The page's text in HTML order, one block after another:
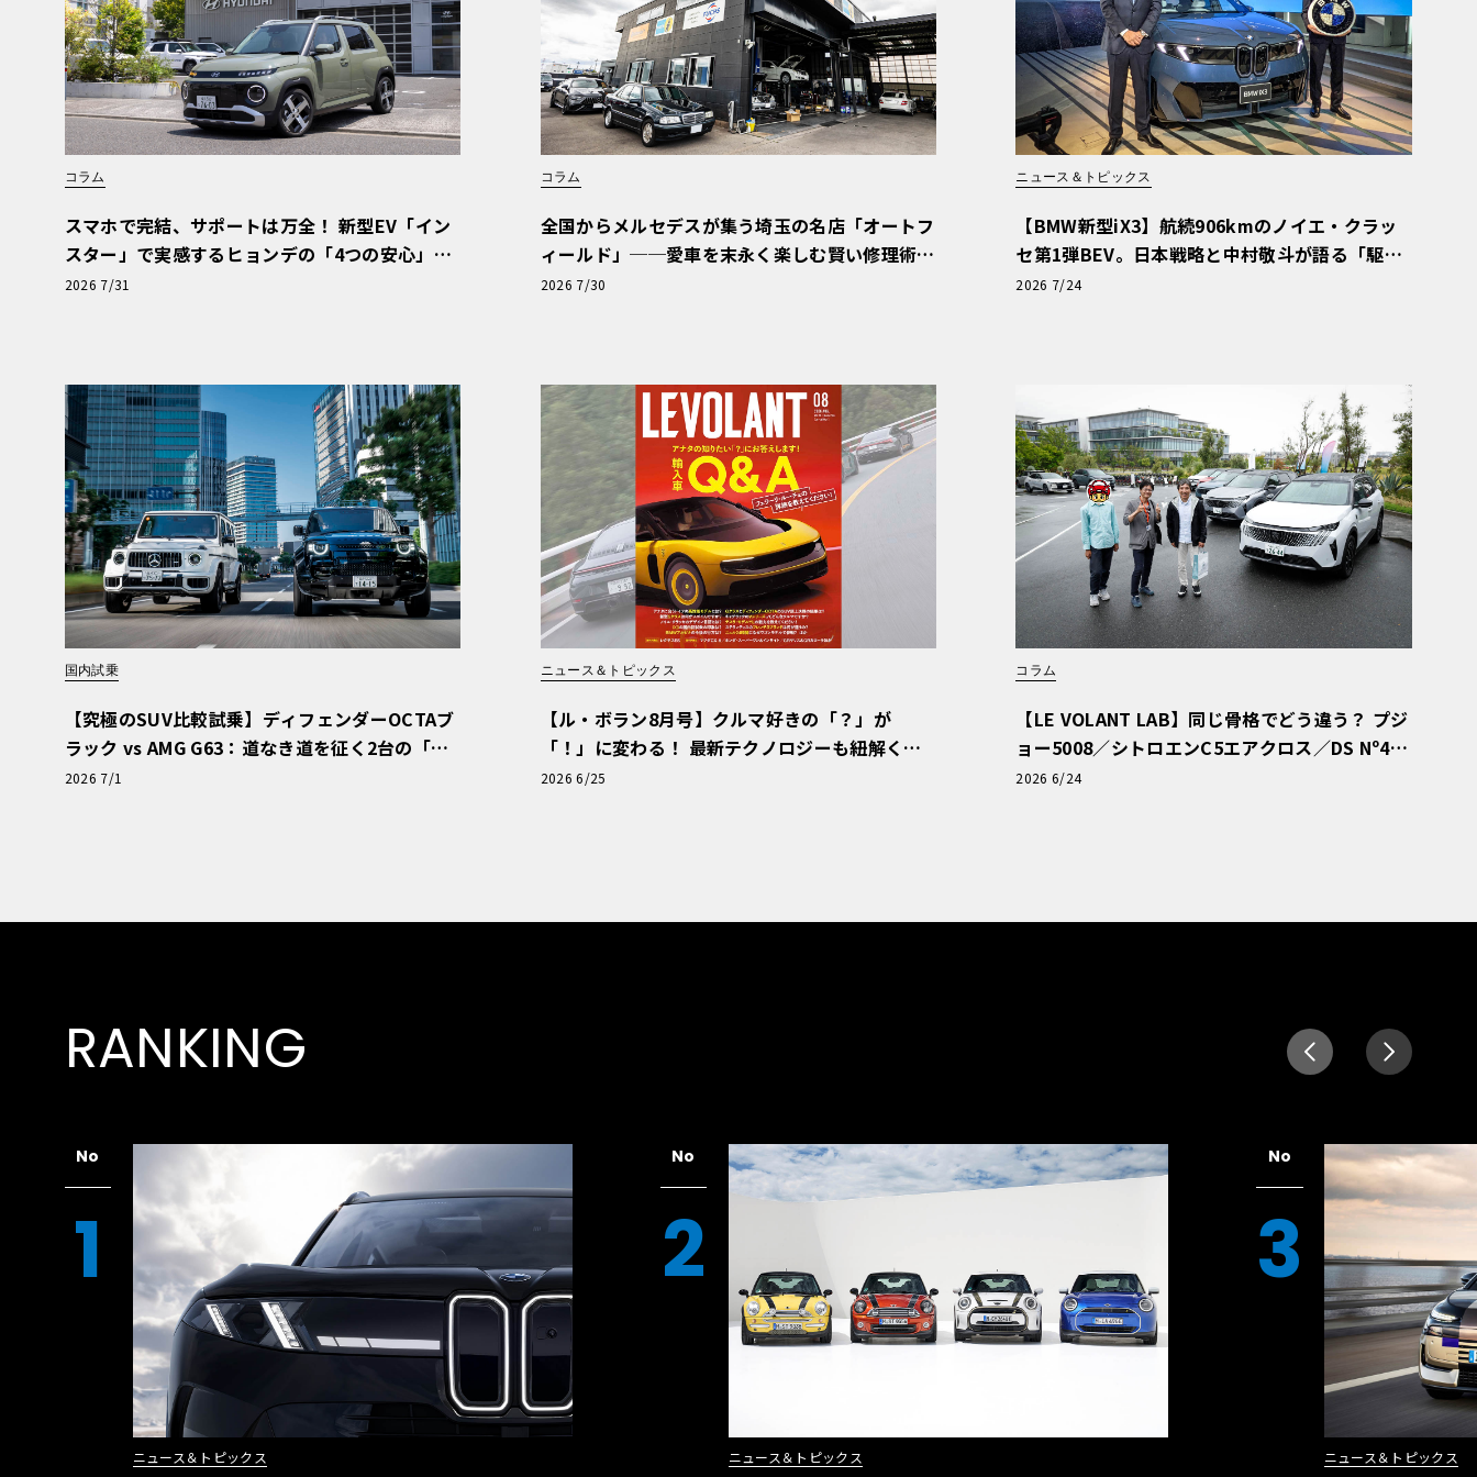
コラム
スマホで完結、サポートは万全！ 新型EV「イン
スター」で実感するヒョンデの「4つの安心」
【第1回・ヒョンデ6つの疑問：Why? Hyunda
2026 7/31
コラム
全国からメルセデスが集う埼玉の名店「オートフ
ィールド」──愛車を末永く楽しむ賢い修理術
と、プロがフックス製オイルを選ぶ理由〈PR〉
2026 7/30
ニュース＆トピックス
【BMW新型iX3】航続906kmのノイエ・クラッ
セ第1弾BEV。日本戦略と中村敬斗が語る「駆け
ぬける歓び」
2026 7/24
国内試乗
【究極のSUV比較試乗】ディフェンダーOCTAブ
ラック vs AMG G63：道なき道を征く2台の「対
極的アプローチ」
2026 7/1
ニュース＆トピックス
【ル・ボラン8月号】クルマ好きの「？」が
「！」に変わる！ 最新テクノロジーも紐解く
「輸入車Q&A」
2026 6/25
コラム
【LE VOLANT LAB】同じ骨格でどう違う？ プジ
ョー5008／シトロエンC5エアクロス／DS Nº4
読者一気乗りレポート
2026 6/24
RANKING
No
1
ニュース＆トピックス
No
2
ニュース＆トピックス
No
3
ニュース＆トピックス